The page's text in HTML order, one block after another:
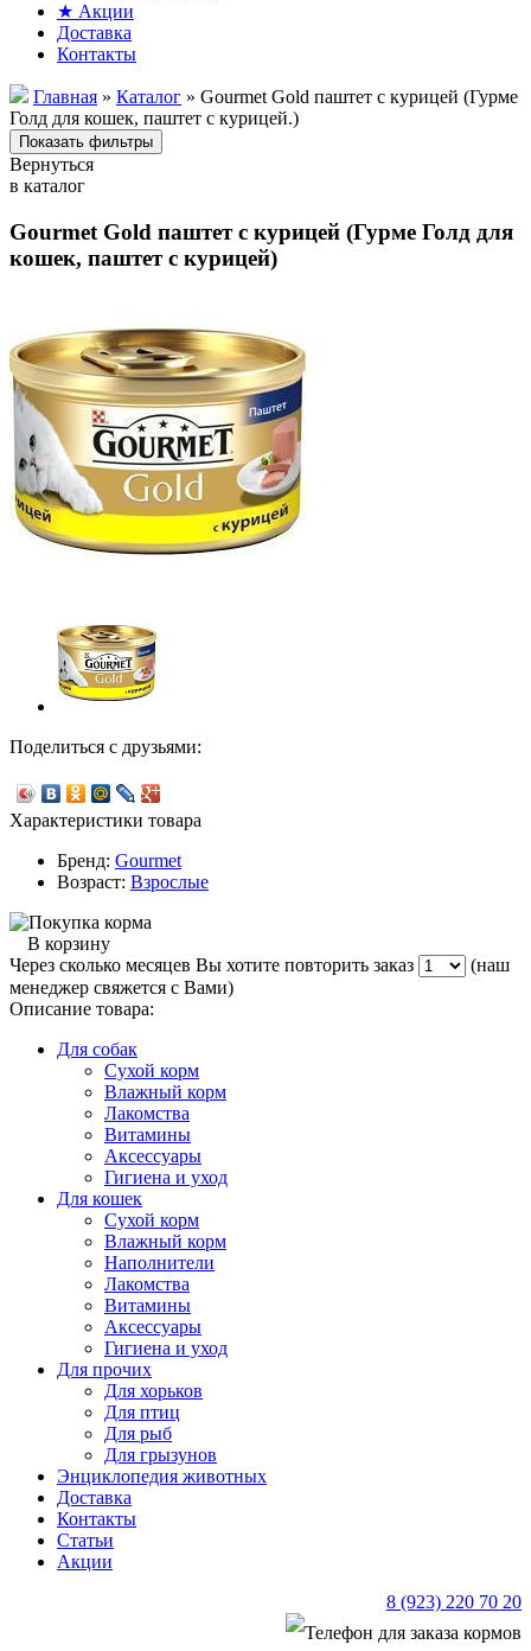
★ Акции
Доставка
Контакты
Главная » Каталог » Gourmet Gold паштет с курицей (Гурме
Голд для кошек, паштет с курицей.)
Вернуться
в каталог
Gourmet Gold паштет с курицей (Гурме Голд для
кошек, паштет с курицей)
Поделиться с друзьями:
Характеристики товара
Бренд: Gourmet
Возраст: Взрослые
В корзину
Через сколько месяцев Вы хотите повторить заказ
(наш
менеджер свяжется с Вами)
Описание товара:
Для собак
Сухой корм
Влажный корм
Лакомства
Витамины
Аксессуары
Гигиена и уход
Для кошек
Сухой корм
Влажный корм
Наполнители
Лакомства
Витамины
Аксессуары
Гигиена и уход
Для прочих
Для хорьков
Для птиц
Для рыб
Для грызунов
Энциклопедия животных
Доставка
Контакты
Статьи
Акции
8 (923) 220 70 20